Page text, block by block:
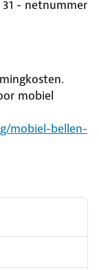
- netnummer
mobiel
mobiel-bellen-